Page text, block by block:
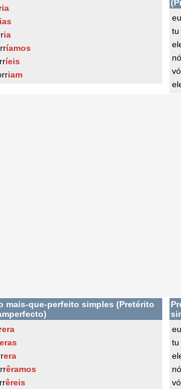
ia
ias
ia
íamos
íeis
iam
tu
mais-que-perfeito simples (Pretérito
era
eras
era
êramos
êreis
tu